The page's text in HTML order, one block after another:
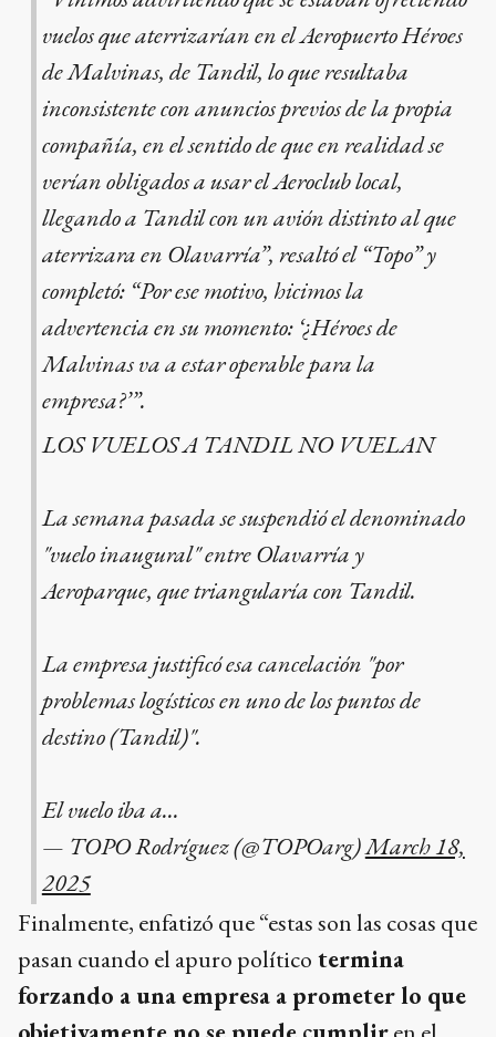
vuelos que aterrizarían en el Aeropuerto Héroes
de Malvinas, de Tandil, lo que resultaba
inconsistente con anuncios previos de la propia
compañía, en el sentido de que en realidad se
verían obligados a usar el Aeroclub local,
llegando a Tandil con un avión distinto al que
aterrizara en Olavarría”, resaltó el “Topo” y
completó: “Por ese motivo, hicimos la
advertencia en su momento: ‘¿Héroes de
Malvinas va a estar operable para la
empresa?’”.
LOS VUELOS A TANDIL NO VUELAN
La semana pasada se suspendió el denominado
"vuelo inaugural" entre Olavarría y
Aeroparque, que triangularía con Tandil.
La empresa justificó esa cancelación "por
problemas logísticos en uno de los puntos de
destino (Tandil)".
El vuelo iba a…
— TOPO Rodríguez (@TOPOarg)March 18,
2025
Finalmente, enfatizó que “estas son las cosas que
pasan cuando el apuro político termina
forzando a una empresa a prometer lo que